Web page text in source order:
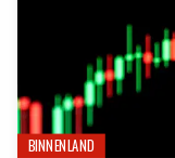
BINNENLAND